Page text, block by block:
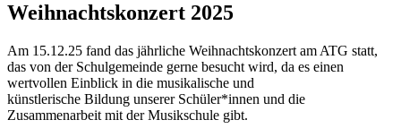
Weihnachtskonzert 2025
Am 15.12.25 fand das jährliche Weihnachtskonzert am ATG statt,
das von der Schulgemeinde gerne besucht wird, da es einen
wertvollen Einblick in die musikalische und
künstlerische Bildung unserer Schüler*innen und die
Zusammenarbeit mit der Musikschule gibt.